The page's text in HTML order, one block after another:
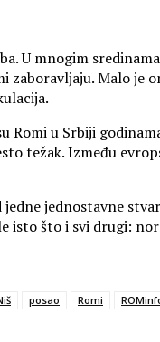
U mnogim
Malo je
Romi u Srbiji
težak. Između
jednostavne
isto što i svi drugi:
posao Romi